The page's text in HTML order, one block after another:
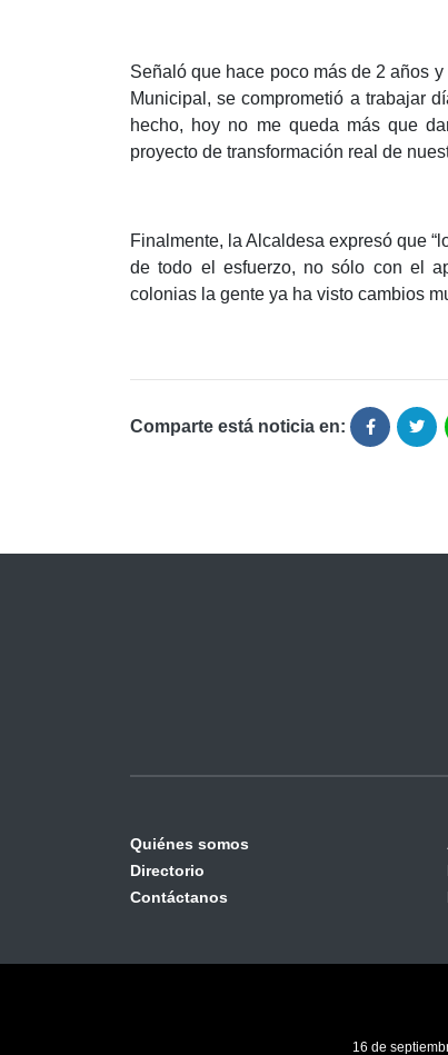
Señaló que hace poco más de 2 años
Municipal, se comprometió a trabajar
hecho, hoy no me queda más que
proyecto de transformación real de
Finalmente, la Alcaldesa expresó que
de todo el esfuerzo, no sólo con el
colonias la gente ya ha visto cambios
Comparte está noticia en:
Quiénes somos
Directorio
Contáctanos
16 de